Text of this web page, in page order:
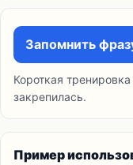
Запомнить
Короткая
закрепилась.
Пример